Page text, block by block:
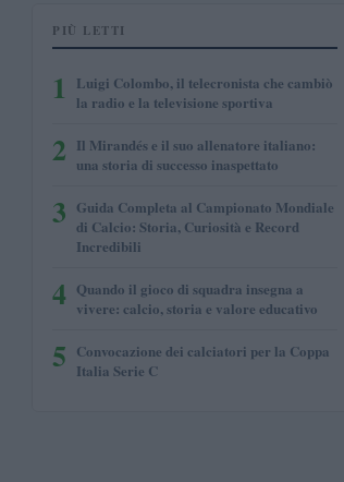
PIÙ LETTI
1
Luigi Colombo, il telecronista che cambiò
la radio e la televisione sportiva
2 Il Mirandés e il suo allenatore italiano:
una storia di successo inaspettato
3 Guida Completa al Campionato Mondiale
di Calcio: Storia, Curiosità e Record
Incredibili
4 Quando il gioco di squadra insegna a
vivere: calcio, storia e valore educativo
5 Convocazione dei calciatori per la Coppa
Italia Serie C